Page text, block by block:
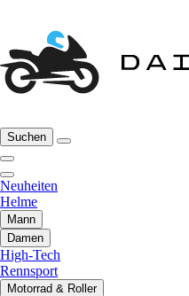
Suchen
Neuheiten
Helme
Mann
Damen
High-Tech
Rennsport
Motorrad & Roller